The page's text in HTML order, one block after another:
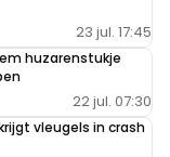
23 jul. 17:45
huzarenstukje
22 jul. 07:30
vleugels in crash